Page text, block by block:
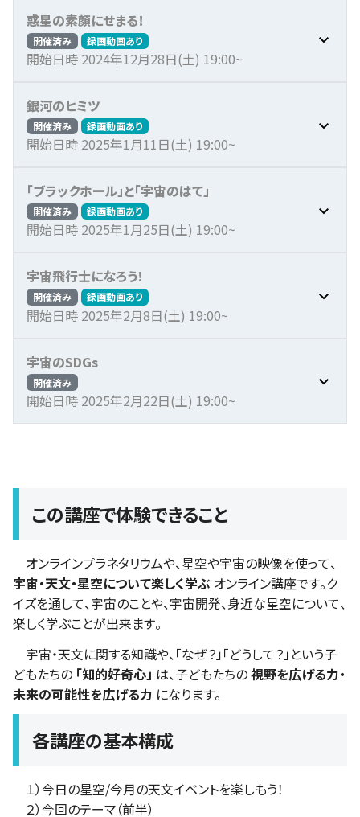
惑星の素顔にせまる！
開催済み 録画動画あり
開始日時 2024年12月28日(土) 19:00~
銀河のヒミツ
開催済み 録画動画あり
開始日時 2025年1月11日(土) 19:00~
「ブラックホール」と「宇宙のはて」
開催済み 録画動画あり
開始日時 2025年1月25日(土) 19:00~
宇宙飛行士になろう！
開催済み 録画動画あり
開始日時 2025年2月8日(土) 19:00~
宇宙のSDGs
開催済み
開始日時 2025年2月22日(土) 19:00~
この講座で体験できること
オンラインプラネタリウムや、星空や宇宙の映像を使って、
宇宙・天文・星空について楽しく学ぶ オンライン講座です。ク
イズを通して、宇宙のことや、宇宙開発、身近な星空について、
楽しく学ぶことが出来ます。
宇宙・天文に関する知識や、「なぜ？」「どうして？」という子
どもたちの 「知的好奇心」 は、子どもたちの視野を広げる力・
未来の可能性を広げる力 になります。
各講座の基本構成
１）今日の星空/今月の天文イベントを楽しもう！
２）今回のテーマ（前半）